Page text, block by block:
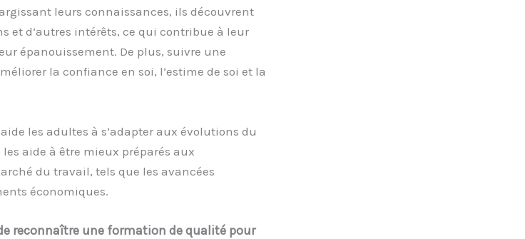
leurs connaissances, ils découvrent
et d’autres intérêts, ce qui contribue à leur
épanouissement. De plus, suivre une
la confiance en soi, l’estime de soi et la
les adultes à s’adapter aux évolutions du
aide à être mieux préparés aux
du travail, tels que les avancées
économiques.
reconnaître une formation de qualité pour